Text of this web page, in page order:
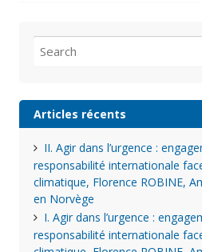
for:
Articles récents
II. Agir dans l’urgence :
responsabilité internationale
climatique, Florence ROBINE,
en Norvège
I. Agir dans l’urgence :
responsabilité internationale